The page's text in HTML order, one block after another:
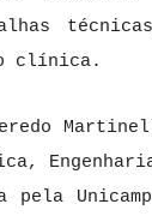
clínica.
pela